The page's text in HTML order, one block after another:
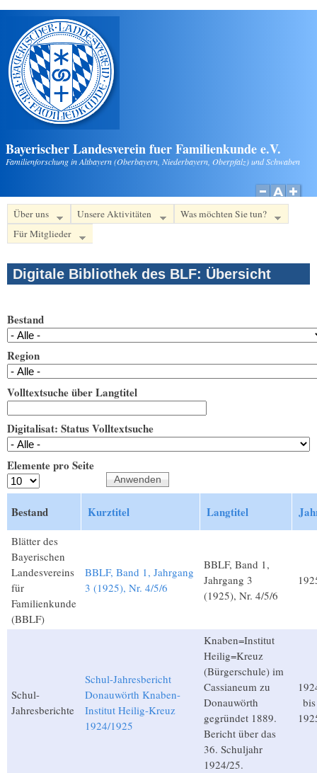
Direkt zum Inhalt
Bayerischer Landesverein fuer Familienkunde e.V.
Familienforschung in Altbayern (Oberbayern, Niederbayern, Oberpfalz) und Schwaben
Über uns Unsere Aktivitäten
Was möchten Sie tun?
Für Mitglieder
Digitale Bibliothek des BLF: Übersicht
Bestand
Region
Volltextsuche über Langtitel
Digitalisat: Status Volltextsuche
Elemente pro Seite
Bestand Kurztitel Langtitel
Blätter des
Bayerischen
Landesvereins
für
Familienkunde
(BBLF)
BBLF, Band 1, Jahrgang
3 (1925), Nr. 4/5/6
BBLF, Band 1,
Jahrgang 3
(1925), Nr. 4/5/6
Schul-
Jahresberichte
Schul-Jahresbericht
Donauwörth Knaben-
Institut Heilig-Kreuz
1924/1925
Knaben=Institut
Heilig=Kreuz
(Bürgerschule) im
Cassianeum zu
Donauwörth
gegründet 1889.
Bericht über das
36. Schuljahr
1924/25.
bis